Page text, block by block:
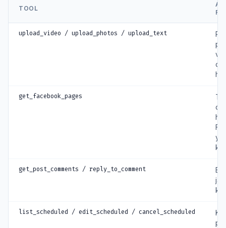
TOOL
upload_video / upload_photos / upload_text
get_facebook_pages
get_post_comments / reply_to_comment
list_scheduled / edit_scheduled / cancel_scheduled